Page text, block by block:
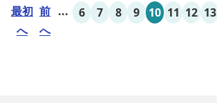
最初
へ
前
へ
... 6 7 8 9 10 11 12 13